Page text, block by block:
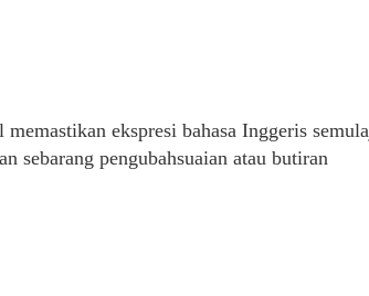
ekspresi bahasa Inggeris
sebarang pengubahsuaian atau butiran